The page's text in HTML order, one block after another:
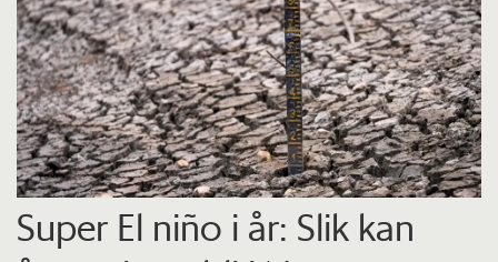
Super El niño i år: Slik kan